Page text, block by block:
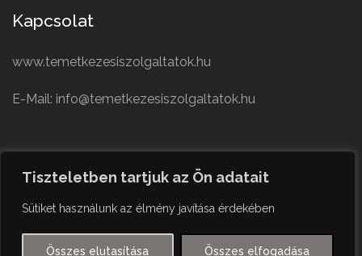
Tiszteletben tartjuk az Ön adatait
Sütiket használunk az élmény javítása érdekében
Összes elutasítása Összes elfogadása
Kapcsolat
www.temetkezesiszolgaltatok.hu
E-Mail: info@temetkezesiszolgaltatok.hu
English
Czech
German